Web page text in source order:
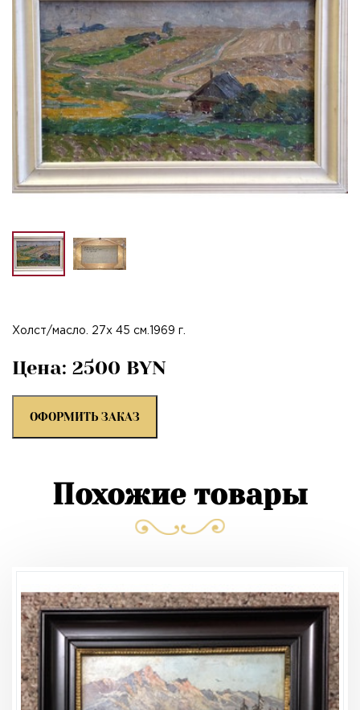
Холст/масло. 27х 45 см.1969 г.
Цена: 2500 BYN
ОФОРМИТЬ ЗАКАЗ
Похожие товары